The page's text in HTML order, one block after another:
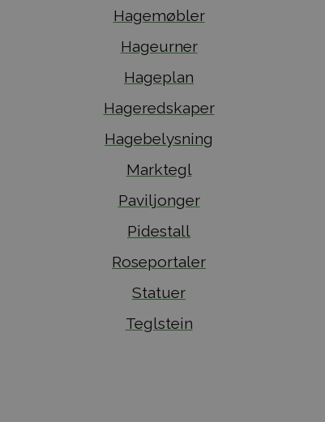
Hagemøbler
Hageurner
Hageplan
Hageredskaper
Hagebelysning
Marktegl
Paviljonger
Pidestall
Roseportaler
Statuer
Teglstein